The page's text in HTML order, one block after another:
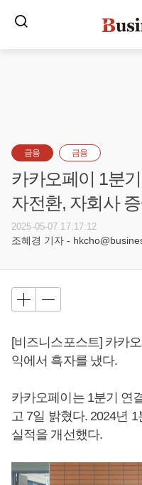
금융 금융
카카오페이 1분
자전환, 자회사
2025-05-07 17:17:12
조혜경 기자 -
[비즈니스포스트] 카카
익에서 흑자를 냈다.
카카오페이는 1분기 연
고 7일 밝혔다. 2024년
실적을 개선했다.